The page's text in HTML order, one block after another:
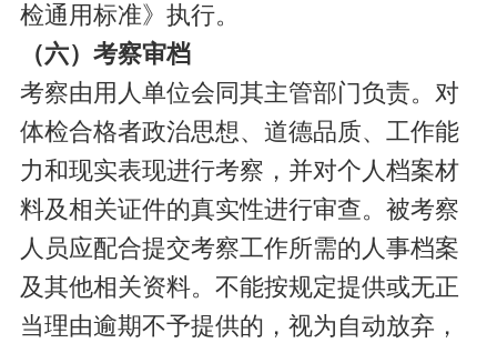
检通用标准》执行。
（六）考察审档
考察由用人单位会同其主管部门负责。对
体检合格者政治思想、道德品质、工作能
力和现实表现进行考察，并对个人档案材
料及相关证件的真实性进行审查。被考察
人员应配合提交考察工作所需的人事档案
及其他相关资料。不能按规定提供或无正
当理由逾期不予提供的，视为自动放弃，